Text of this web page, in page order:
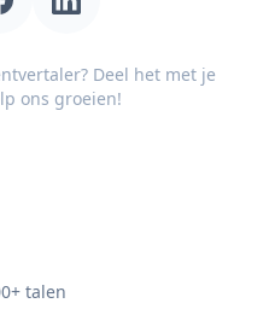
Deel het met je
ons groeien!
talen